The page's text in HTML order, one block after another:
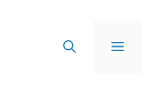
MENU